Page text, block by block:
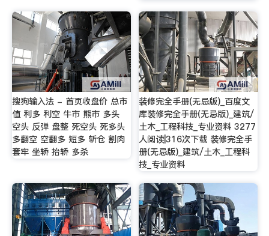
搜狗输入法 - 首页收盘价 总市
值 利多 利空 牛市 熊市 多头
空头 反弹 盘整 死空头 死多头
多翻空 空翻多 短多 斩仓 割肉
套牢 坐轿 抬轿 多杀
装修完全手册(无忌版)_百度文
库装修完全手册(无忌版)_建筑/
土木_工程科技_专业资料 3277
人阅读|316次下载 装修完全手
册(无忌版)_建筑/土木_工程科
技_专业资料